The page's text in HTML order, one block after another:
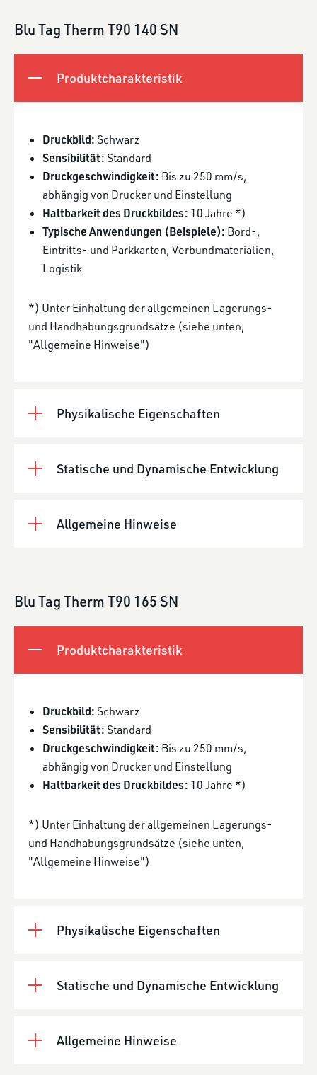
Blu Tag Therm T90 140 SN
Produktcharakteristik
Druckbild: Schwarz
Sensibilität: Standard
Druckgeschwindigkeit: Bis zu 250 mm/s,
abhängig von Drucker und Einstellung
Haltbarkeit des Druckbildes: 10 Jahre *)
Typische Anwendungen (Beispiele): Bord-,
Eintritts- und Parkkarten, Verbundmaterialien,
Logistik
*) Unter Einhaltung der allgemeinen Lagerungs-
und Handhabungsgrundsätze (siehe unten,
"Allgemeine Hinweise")
Physikalische Eigenschaften
Statische und Dynamische Entwicklung
Allgemeine Hinweise
Blu Tag Therm T90 165 SN
Produktcharakteristik
Druckbild: Schwarz
Sensibilität: Standard
Druckgeschwindigkeit: Bis zu 250 mm/s,
abhängig von Drucker und Einstellung
Haltbarkeit des Druckbildes: 10 Jahre *)
*) Unter Einhaltung der allgemeinen Lagerungs-
und Handhabungsgrundsätze (siehe unten,
"Allgemeine Hinweise")
Physikalische Eigenschaften
Statische und Dynamische Entwicklung
Allgemeine Hinweise